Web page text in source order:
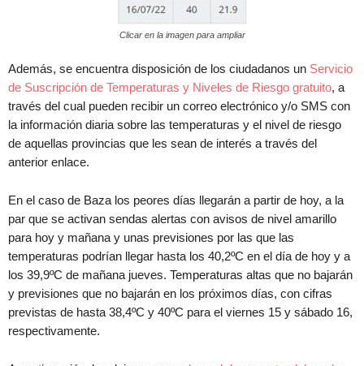
Clicar en la imagen para ampliar
Además, se encuentra disposición de los ciudadanos un Servicio
de Suscripción de Temperaturas y Niveles de Riesgo gratuito, a
través del cual pueden recibir un correo electrónico y/o SMS con
la información diaria sobre las temperaturas y el nivel de riesgo
de aquellas provincias que les sean de interés a través del
anterior enlace.
En el caso de Baza los peores días llegarán a partir de hoy, a la
par que se activan sendas alertas con avisos de nivel amarillo
para hoy y mañana y unas previsiones por las que las
temperaturas podrían llegar hasta los 40,2ºC en el día de hoy y a
los 39,9ºC de mañana jueves. Temperaturas altas que no bajarán
y previsiones que no bajarán en los próximos días, con cifras
previstas de hasta 38,4ºC y 40ºC para el viernes 15 y sábado 16,
respectivamente.